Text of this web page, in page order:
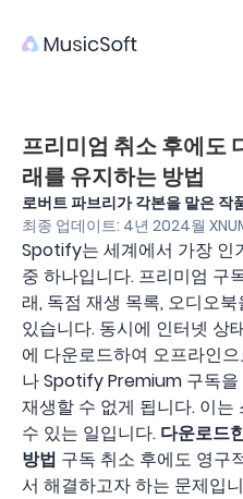
프리미엄 취소 후에
래를 유지하는 방법
로버트 파브리가 각본을 맡은 작
최종 업데이트: 4년 2024월
Spotify는 세계에서 가장 인
중 하나입니다. 프리미엄 구
래, 독점 재생 목록, 오디오
있습니다. 동시에 인터넷 상
에 다운로드하여 오프라인
나 Spotify Premium 구독을
재생할 수 없게 됩니다. 이
수 있는 일입니다. 다운로드
방법 구독 취소 후에도 영구
서 해결하고자 하는 문제입